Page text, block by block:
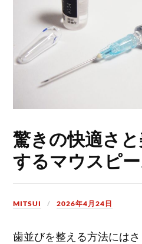
驚きの快適さ
するマウスピ
MITSUI 2026年4月24日
歯並びを整える方法には